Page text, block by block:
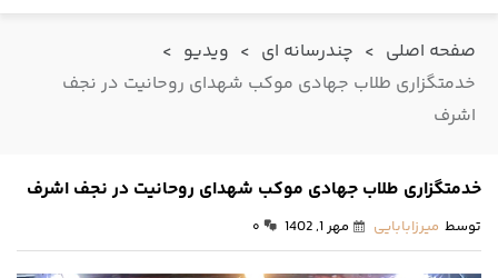
صفحه اصلی > چندرسانه ای > ویدیو >
خدمتگزاری طلاب جهادی موکب شهدای روحانیت در نجف
اشرف
خدمتگزاری طلاب جهادی موکب شهدای روحانیت در نجف اشرف
توسط میرزابابایی مهر 1, 1402 ۰